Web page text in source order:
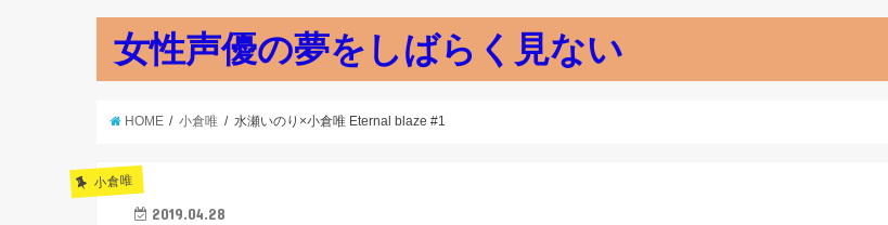
女性声優の夢をしばらく見ない
HOME 小倉唯 水瀬いのり×小倉唯 Eternal blaze #1
小倉唯
2019.04.28